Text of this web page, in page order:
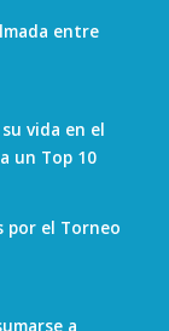
entre
vida en el
un Top 10
por el Torneo
a